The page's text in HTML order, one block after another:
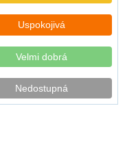
Uspokojivá
Velmi dobrá
Nedostupná